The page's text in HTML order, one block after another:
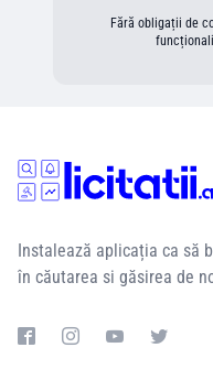
Fără obligații de
Instalează aplicația ca să
în căutarea si găsirea de